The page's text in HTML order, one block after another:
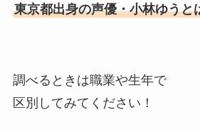
東京都出身の声優・小林ゆうと
調べるときは職業や生年で
区別してみてください！